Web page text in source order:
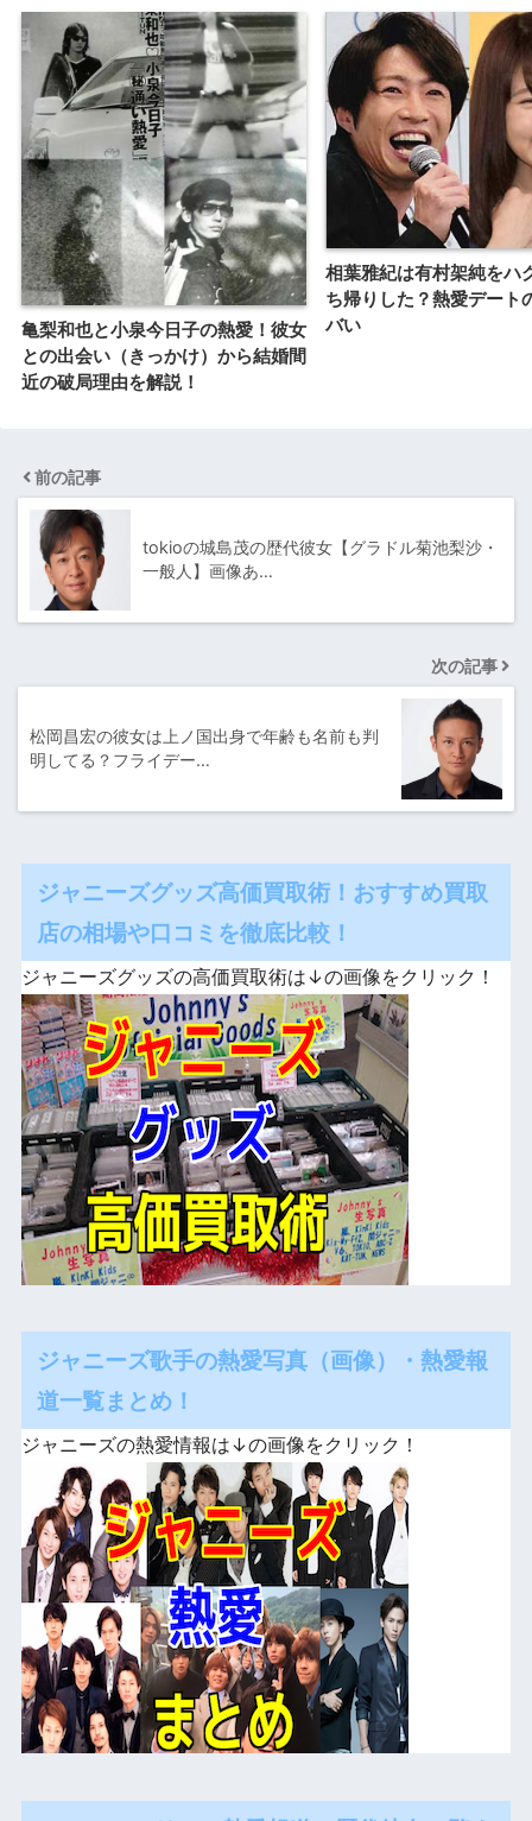
亀梨和也と小泉今日子の熱愛！彼女
との出会い（きっかけ）から結婚間
近の破局理由を解説！
相葉雅紀は有村架純をハ
ち帰りした？熱愛デート
バい
前の記事
tokioの城島茂の歴代彼女【グラドル菊池梨沙・
一般人】画像あ…
次の記事
松岡昌宏の彼女は上ノ国出身で年齢も名前も判
明してる？フライデー…
ジャニーズグッズ高価買取術！おすすめ買取
店の相場や口コミを徹底比較！
ジャニーズグッズの高価買取術は↓の画像をクリック！
ジャニーズ歌手の熱愛写真（画像）・熱愛報
道一覧まとめ！
ジャニーズの熱愛情報は↓の画像をクリック！